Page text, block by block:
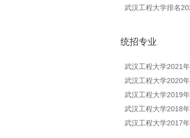
武汉工程大学排名
统招专业
武汉工程大学2021
武汉工程大学2020
武汉工程大学2019
武汉工程大学2018
武汉工程大学2017